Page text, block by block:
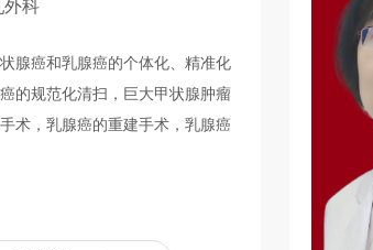
外科
腺癌和乳腺癌的个体化、精准化
的规范化清扫，巨大甲状腺肿瘤
术，乳腺癌的重建手术，乳腺癌